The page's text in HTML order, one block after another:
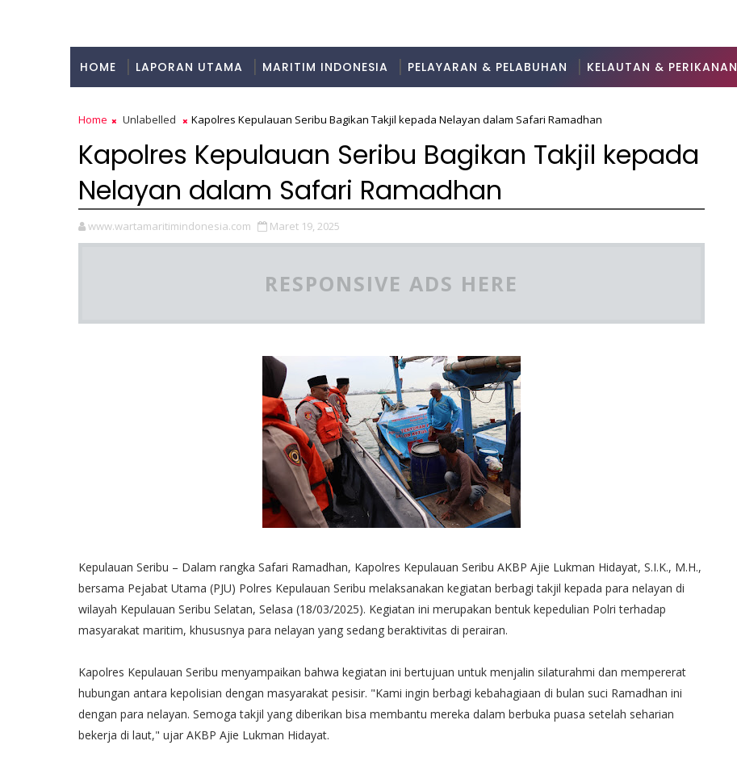
HOME LAPORAN UTAMA MARITIM INDONESIA PELAYARAN & PELABUHAN KELAUTAN & PERIKANAN
Home Unlabelled Kapolres Kepulauan Seribu Bagikan Takjil kepada Nelayan dalam Safari Ramadhan
Kapolres Kepulauan Seribu Bagikan Takjil kepada
Nelayan dalam Safari Ramadhan
www.wartamaritimindonesia.com Maret 19, 2025
RESPONSIVE ADS HERE
Kepulauan Seribu – Dalam rangka Safari Ramadhan, Kapolres Kepulauan Seribu AKBP Ajie Lukman Hidayat, S.I.K., M.H.,
bersama Pejabat Utama (PJU) Polres Kepulauan Seribu melaksanakan kegiatan berbagi takjil kepada para nelayan di
wilayah Kepulauan Seribu Selatan, Selasa (18/03/2025). Kegiatan ini merupakan bentuk kepedulian Polri terhadap
masyarakat maritim, khususnya para nelayan yang sedang beraktivitas di perairan.
Kapolres Kepulauan Seribu menyampaikan bahwa kegiatan ini bertujuan untuk menjalin silaturahmi dan mempererat
hubungan antara kepolisian dengan masyarakat pesisir. "Kami ingin berbagi kebahagiaan di bulan suci Ramadhan ini
dengan para nelayan. Semoga takjil yang diberikan bisa membantu mereka dalam berbuka puasa setelah seharian
bekerja di laut," ujar AKBP Ajie Lukman Hidayat.